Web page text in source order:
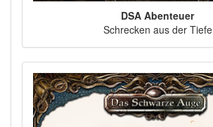
DSA Abenteuer
Schrecken aus der Tiefe